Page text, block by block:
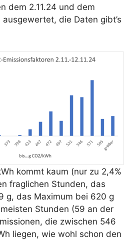
dem 2.11.24 und dem
ausgewertet, die Daten gibt’s
kommt kaum (nur zu 2,4%
fraglichen Stunden, das
g, das Maximum bei 620 g
Stunden (59 an der
die zwischen 546
liegen, wie wohl schon den